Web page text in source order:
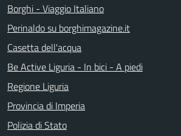
Borghi - Viaggio Italiano
Perinaldo su borghimagazine.it
Casetta dell'acqua
Be Active Liguria - In bici - A piedi
Regione Liguria
Provincia di Imperia
Polizia di Stato